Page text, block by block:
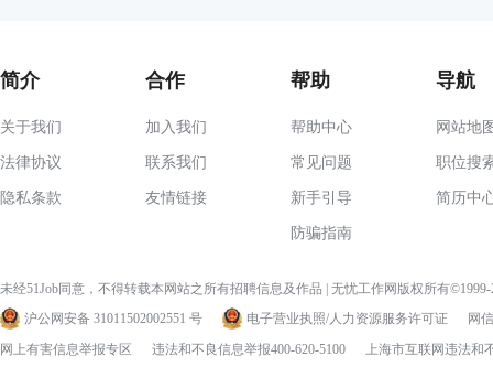
简介
关于我们
法律协议
隐私条款
合作
加入我们
联系我们
友情链接
帮助
帮助中心
常见问题
新手引导
防骗指南
导航
网站地
职位搜
简历中
未经51Job同意，不得转载本网站之所有招聘信息及作品 | 无忧工作网版权所有
沪公网安备 31011502002551 号
电子营业执照/人力资源服务许可证 网
网上有害信息举报专区 违法和不良信息举报400-620-5100 上海市互联网违法和